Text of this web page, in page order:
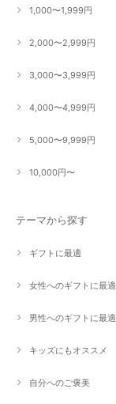
1,000〜1,999円
2,000〜2,999円
3,000〜3,999円
4,000〜4,999円
5,000〜9,999円
10,000円〜
テーマから探す
ギフトに最適
女性へのギフトに最適
男性へのギフトに最適
キッズにもオススメ
自分へのご褒美